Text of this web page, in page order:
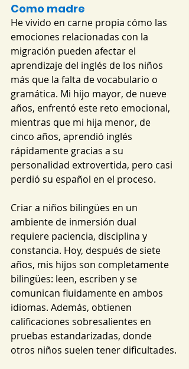
Como madre
He vivido en carne propia cómo las
emociones relacionadas con la
migración pueden afectar el
aprendizaje del inglés de los niños
más que la falta de vocabulario o
gramática. Mi hijo mayor, de nueve
años, enfrentó este reto emocional,
mientras que mi hija menor, de
cinco años, aprendió inglés
rápidamente gracias a su
personalidad extrovertida, pero casi
perdió su español en el proceso.
Criar a niños bilingües en un
ambiente de inmersión dual
requiere paciencia, disciplina y
constancia. Hoy, después de siete
años, mis hijos son completamente
bilingües: leen, escriben y se
comunican fluidamente en ambos
idiomas. Además, obtienen
calificaciones sobresalientes en
pruebas estandarizadas, donde
otros niños suelen tener dificultades.